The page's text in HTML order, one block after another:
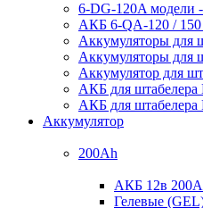
6-DG-120A модели
АКБ 6-QA-120 / 150
Аккумуляторы для
Аккумуляторы для
Аккумулятор для
АКБ для
АКБ для штабелера
Аккумулятор
200Ah
АКБ 12в
Гелевые